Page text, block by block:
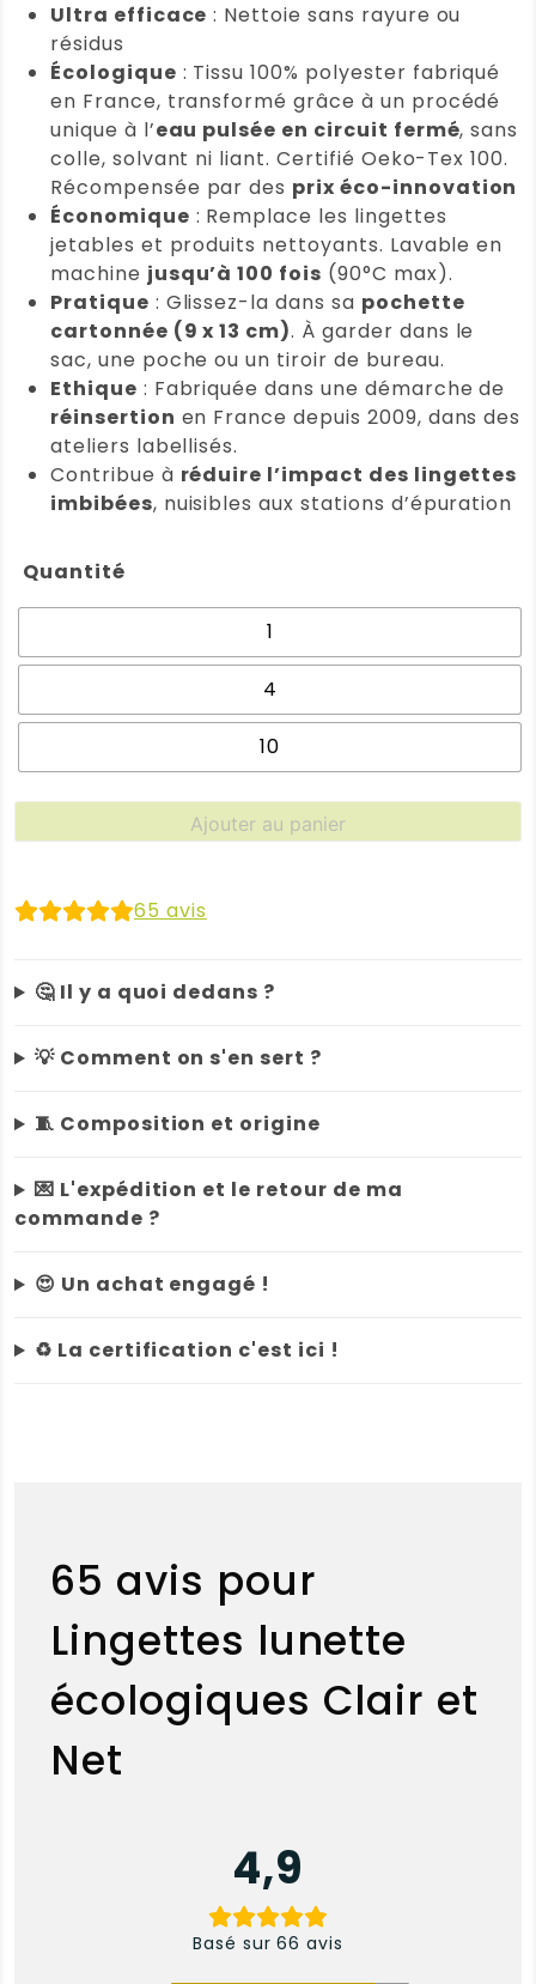
Ultra efficace : Nettoie sans rayure ou
résidus
Écologique : Tissu 100% polyester fabriqué
en France, transformé grâce à un procédé
unique à l’eau pulsée en circuit fermé, sans
colle, solvant ni liant. Certifié Oeko-Tex 100.
Récompensée par des prix éco-innovation
Économique : Remplace les lingettes
jetables et produits nettoyants. Lavable en
machine jusqu’à 100 fois (90°C max).
Pratique : Glissez-la dans sa pochette
cartonnée (9 x 13 cm). À garder dans le
sac, une poche ou un tiroir de bureau.
Ethique : Fabriquée dans une démarche de
réinsertion en France depuis 2009, dans des
ateliers labellisés.
Contribue à réduire l’impact des lingettes
imbibées, nuisibles aux stations d’épuration
Quantité
1
4
10
de
lunette
écologiques
et
Ajouter au panier
65 avis
🤔 Il y a quoi dedans ?
💡 Comment on s'en sert ?
🧵 Composition et origine
💌 L'expédition et le retour de ma
commande ?
😍 Un achat engagé !
♻️ La certification c'est ici !
65 avis pour
Lingettes lunette
écologiques Clair et
Net
4,9
Basé sur 66 avis